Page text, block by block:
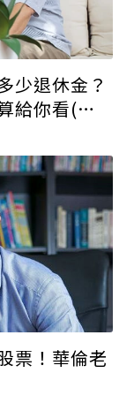
少退休金？
給你看(附
票！華倫老